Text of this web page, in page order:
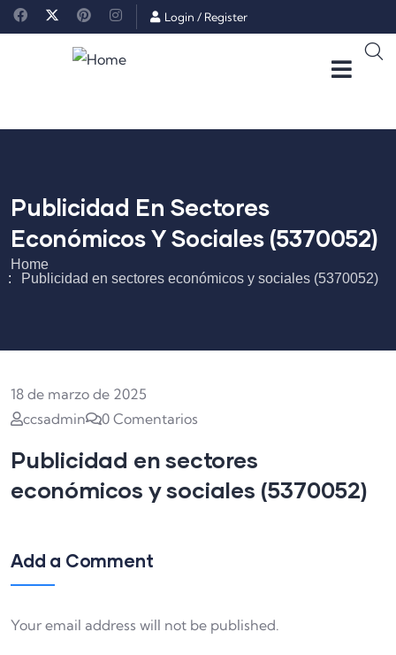
Login / Register
Publicidad En Sectores
Económicos Y Sociales (5370052)
Home
Publicidad en sectores económicos y sociales (5370052)
18 de marzo de 2025
ccsadmin
0 Comentarios
Publicidad en sectores
económicos y sociales (5370052)
Add a Comment
Your email address will not be published.